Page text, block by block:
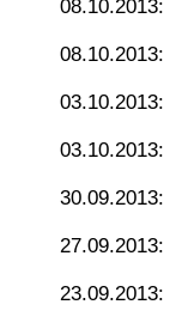
08.10.2013:
08.10.2013:
03.10.2013:
03.10.2013:
30.09.2013:
27.09.2013:
23.09.2013: